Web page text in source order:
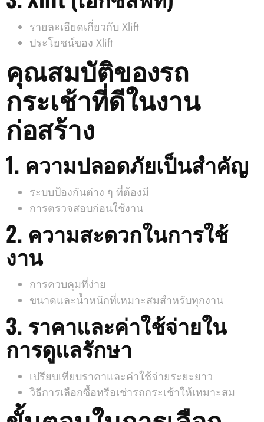
รายละเอียดเกี่ยวกับ Xlift
ประโยชน์ของ Xlift
คุณสมบัติของรถ
กระเช้าที่ดีในงาน
ก่อสร้าง
1. ความปลอดภัยเป็นสำคัญ
ระบบป้องกันต่าง ๆ ที่ต้องมี
การตรวจสอบก่อนใช้งาน
2. ความสะดวกในการใช้
งาน
การควบคุมที่ง่าย
ขนาดและน้ำหนักที่เหมาะสมสำหรับทุกงาน
3. ราคาและค่าใช้จ่ายใน
การดูแลรักษา
เปรียบเทียบราคาและค่าใช้จ่ายระยะยาว
วิธีการเลือกซื้อหรือเช่ารถกระเช้าให้เหมาะสม